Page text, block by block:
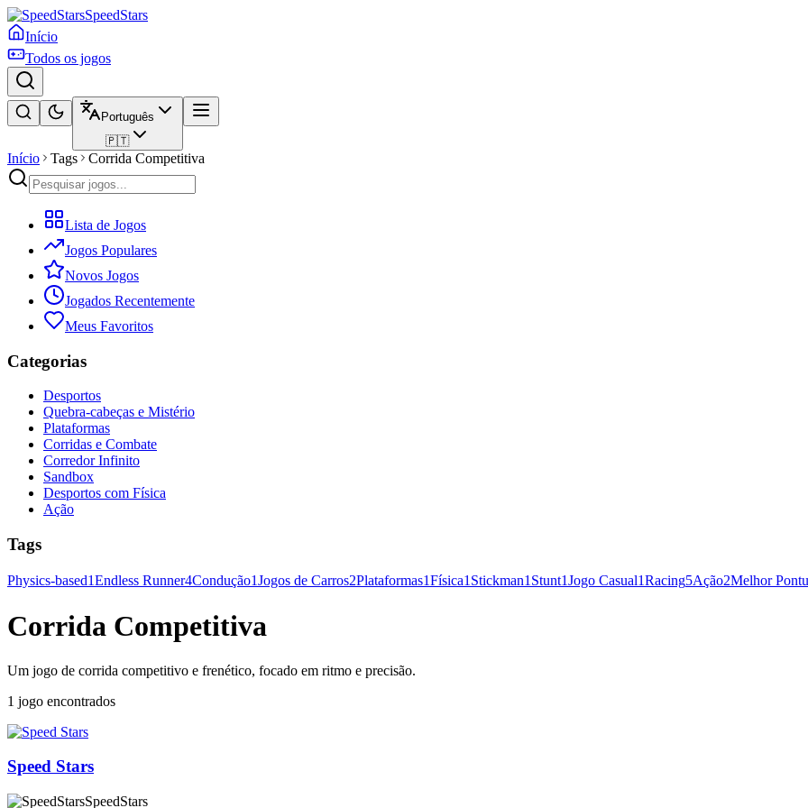
SpeedStars
Início
Todos os jogos
Português
🇵🇹
Início Tags Corrida Competitiva
Lista de Jogos
Jogos Populares
Novos Jogos
Jogados Recentemente
Meus Favoritos
Categorias
Desportos
Quebra-cabeças e Mistério
Plataformas
Corridas e Combate
Corredor Infinito
Sandbox
Desportos com Física
Ação
Tags
Physics-based1Endless Runner4Condução1Jogos de Carros2Plataformas1Física1 Stickman1 Stunt1Jogo Casual1Racing5Ação2Melhor
Corrida Competitiva
Um jogo de corrida competitivo e frenético, focado em ritmo e precisão.
1 jogo encontrados
Speed Stars
SpeedStars